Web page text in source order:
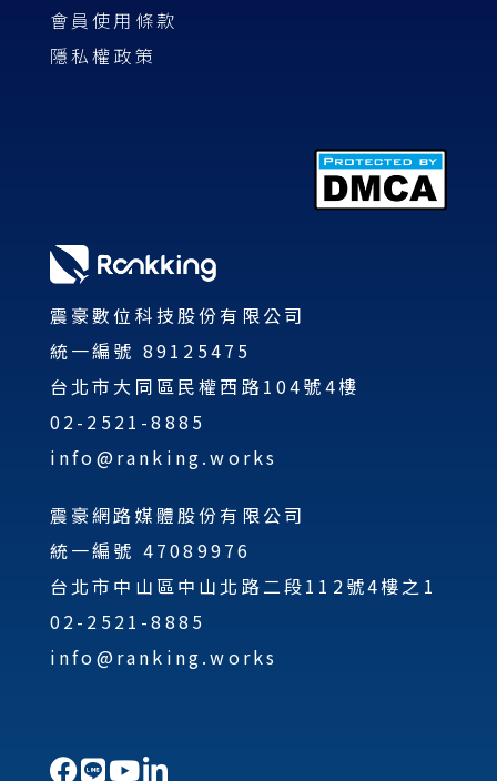
震豪數位科技股份有限公司
統一編號 89125475
台北市大同區民權西路104號4樓
02-2521-8885
info@ranking.works
震豪網路媒體股份有限公司
統一編號 47089976
台北市中山區中山北路二段112號4樓之1
02-2521-8885
info@ranking.works
會員使用條款
隱私權政策